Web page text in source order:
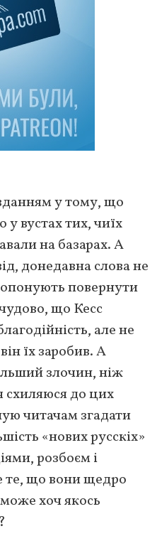
у тому, що
вустах тих, чиїх
на базарах. А
донедавна слова не
повернути
що Кесс
але не
їх заробив. А
злочин, ніж
схиляюся до цих
читачам згадати
«нових русскіх»
розбоєм і
те, що вони щедро
хоч якось